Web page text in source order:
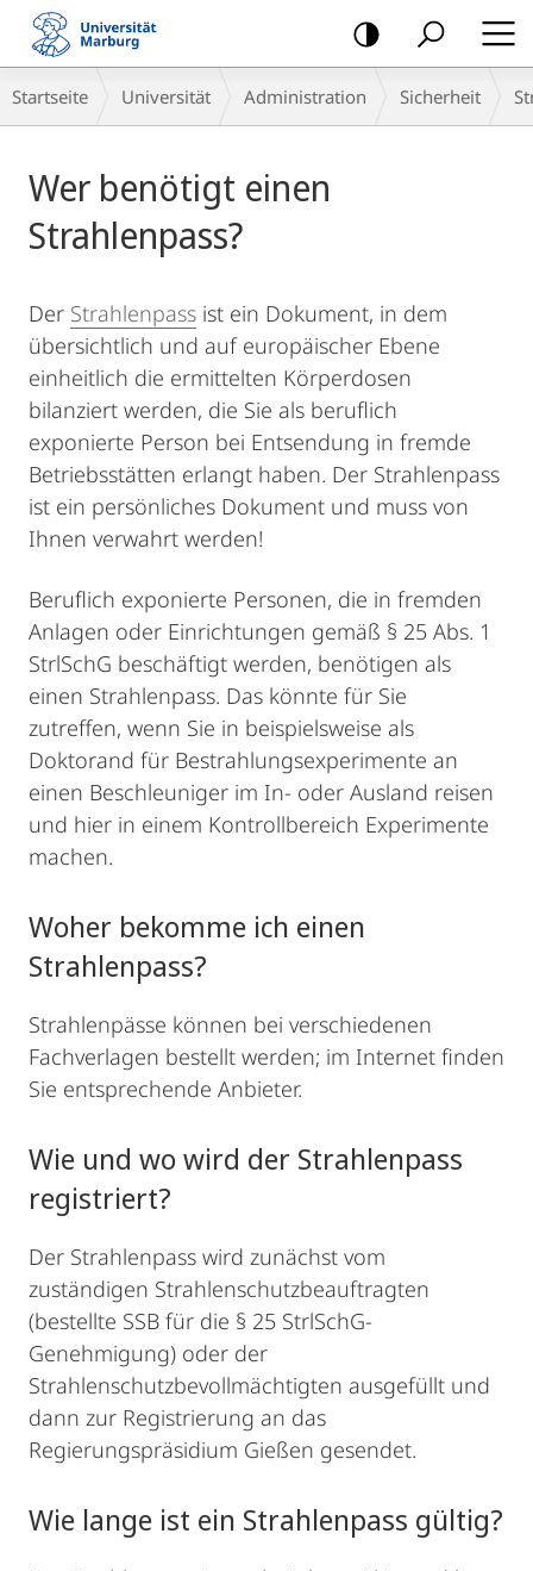
Mobile-
Navigation
Breadcrumb-
Navigation
Startseite Universität Administration Sicherheit
Wer benötigt einen
Strahlenpass?
Der Strahlenpass ist ein Dokument, in dem
übersichtlich und auf europäischer Ebene
einheitlich die ermittelten Körperdosen
bilanziert werden, die Sie als beruflich
exponierte Person bei Entsendung in fremde
Betriebsstätten erlangt haben. Der Strahlenpass
ist ein persönliches Dokument und muss von
Ihnen verwahrt werden!
Beruflich exponierte Personen, die in fremden
Anlagen oder Einrichtungen gemäß § 25 Abs. 1
StrlSchG beschäftigt werden, benötigen als
einen Strahlenpass. Das könnte für Sie
zutreffen, wenn Sie in beispielsweise als
Doktorand für Bestrahlungsexperimente an
einen Beschleuniger im In- oder Ausland reisen
und hier in einem Kontrollbereich Experimente
machen.
Woher bekomme ich einen
Strahlenpass?
Strahlenpässe können bei verschiedenen
Fachverlagen bestellt werden; im Internet finden
Sie entsprechende Anbieter.
Wie und wo wird der Strahlenpass
registriert?
Der Strahlenpass wird zunächst vom
zuständigen Strahlenschutzbeauftragten
(bestellte SSB für die § 25 StrlSchG-
Genehmigung) oder der
Strahlenschutzbevollmächtigten ausgefüllt und
dann zur Registrierung an das
Regierungspräsidium Gießen gesendet.
Wie lange ist ein Strahlenpass gültig?